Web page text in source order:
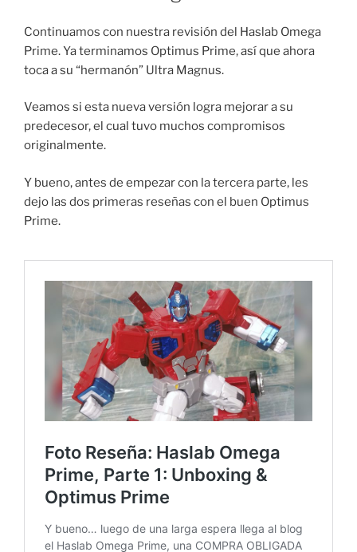
Continuamos con nuestra revisión del Haslab Omega
Prime. Ya terminamos Optimus Prime, así que ahora
toca a su “hermanón” Ultra Magnus.
Veamos si esta nueva versión logra mejorar a su
predecesor, el cual tuvo muchos compromisos
originalmente.
Y bueno, antes de empezar con la tercera parte, les
dejo las dos primeras reseñas con el buen Optimus
Prime.